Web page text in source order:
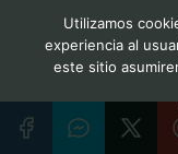
Utilizamos
experiencia al
este sitio